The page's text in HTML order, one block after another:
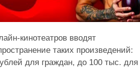
кинотеатров вводят
таких произведений:
для граждан, до 100 тыс. для